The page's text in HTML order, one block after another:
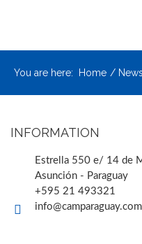
You are here: Home News
INFORMATION
Estrella 550 e/ 14 de
Asunción - Paraguay
+595 21 493321
info@camparaguay.com